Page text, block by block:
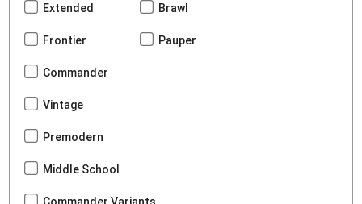
Extended Brawl
Frontier Pauper
Commander
Vintage
Premodern
Middle School
Commander Variants